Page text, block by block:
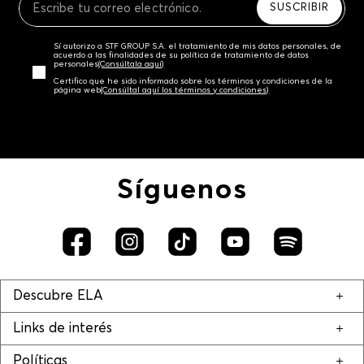
SUSCRIBIR
Sí autorizo a STF GROUP S.A. el tratamiento de mis datos personales, de
acuerdo a las finalidades de su política de tratamiento de datos
personales‎(Consúltala aquí)
Certifico que he sido informado sobre los términos y condiciones de la
página web‎(Consúltal aquí los términos y condiciones)
Síguenos
Descubre ELA
Links de interés
Políticas